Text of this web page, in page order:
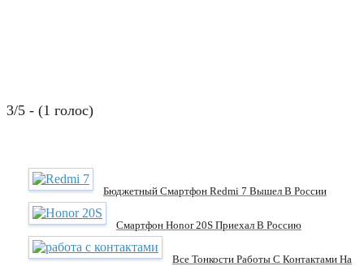
3/5 - (1 голос)
Бюджетный Смартфон Redmi 7 Вышел В России
Смартфон Honor 20S Приехал В Россию
Все Тонкости Работы С Контактами На